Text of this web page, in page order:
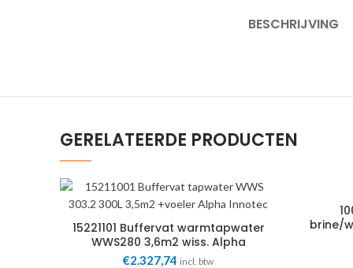
BESCHRIJVING
GERELATEERDE PRODUCTEN
15221101 Buffervat warmtapwater
WWS280 3,6m2 wiss. Alpha
Innotec
€2.327,74 incl. btw
brine/